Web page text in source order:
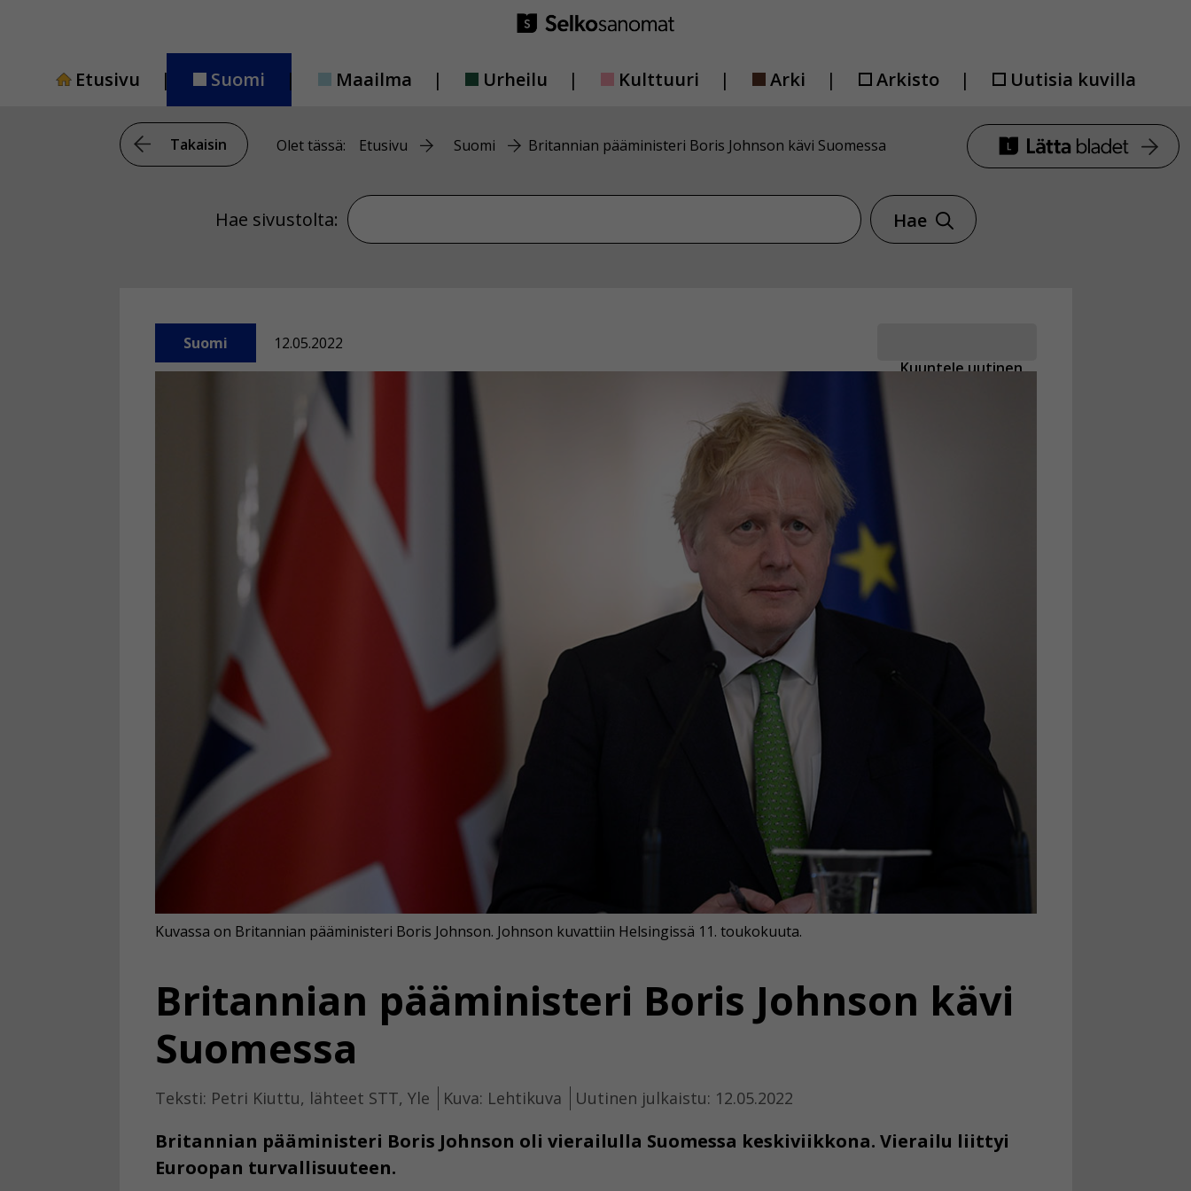
Etusivu
Suomi Maailma Urheilu Kulttuuri Arki Arkisto Uutisia kuvilla
Takaisin Olet tässä: Etusivu Suomi Britannian pääministeri Boris Johnson kävi Suomessa
Hae sivustolta: Hae sivustolta
Hae
Kuuntele uutinen
Suomi 12.05.2022
Britannian pääministeri Boris Johnson kävi
Suomessa
Teksti: Petri Kiuttu, lähteet STT, Yle Kuva: Lehtikuva Uutinen julkaistu: 12.05.2022
Britannian pääministeri Boris Johnson oli vierailulla Suomessa keskiviikkona. Vierailu liittyi
Euroopan turvallisuuteen.
Kuvassa on Britannian pääministeri Boris Johnson. Johnson kuvattiin Helsingissä 11. toukokuuta.